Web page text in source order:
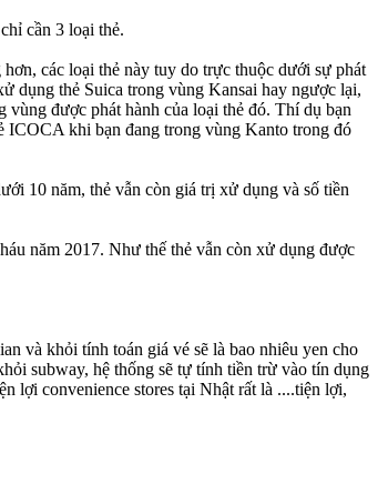
cần 3 loại thẻ.
các loại thẻ này tuy do trực thuộc dưới sự phát
dụng thẻ Suica trong vùng Kansai hay ngược lại,
vùng được phát hành của loại thẻ đó. Thí dụ bạn
ICOCA khi bạn đang trong vùng Kanto trong đó
10 năm, thẻ vẫn còn giá trị xử dụng và số tiền
năm 2017. Như thế thẻ vẫn còn xử dụng được
và khỏi tính toán giá vé sẽ là bao nhiêu yen cho
subway, hệ thống sẽ tự tính tiền trừ vào tín dụng
lợi convenience stores tại Nhật rất là ....tiện lợi,